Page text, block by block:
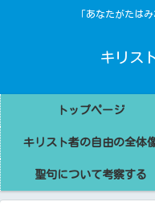
「あなたがたは
キリス
トップページ
キリスト者の自由の全体
聖句について考察する